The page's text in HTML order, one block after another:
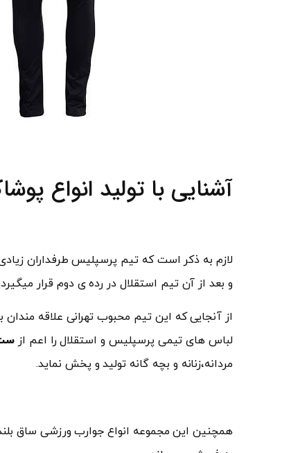
آشنایی با تولید انواع
لازم به ذکر است که تیم پرسپلیس طرفداران
و بعد از آن تیم استقلال در رده ی دوم قرار
از آنجایی که این تیم محبوب تهرانی علاقه
لباس های تیمی پرسپلیس و استقلال را اعم از
مردانه،زنانه و بچه گانه تولید و پخش نماید.
همچنین این مجموعه انواع جوارب ورزشی ساق